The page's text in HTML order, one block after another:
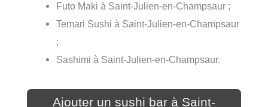
Futo Maki à Saint-Julien-en-Champsaur ;
Temari Sushi à Saint-Julien-en-Champsaur
;
Sashimi à Saint-Julien-en-Champsaur.
Ajouter un sushi bar à Saint-